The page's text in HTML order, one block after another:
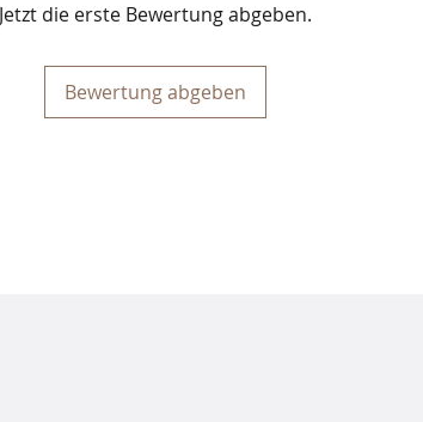
Jetzt die erste Bewertung abgeben.
Bewertung abgeben